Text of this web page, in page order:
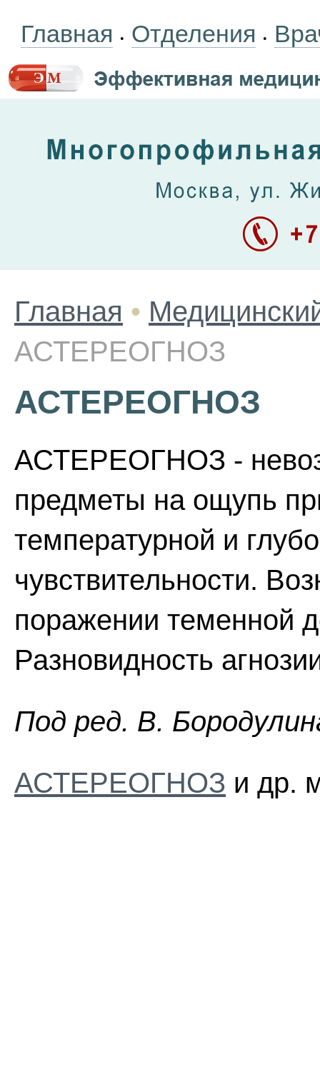
Главная • Отделения •
Главная •
АСТЕРЕОГНОЗ
АСТЕРЕОГНОЗ
АСТЕРЕОГНОЗ -
предметы на ощупь
температурной и
чувствительности.
поражении теменной
Разновидность
Пoд peд. B.
АСТЕРЕОГНОЗ и др.